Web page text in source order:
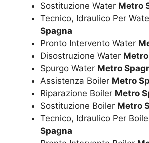
Sostituzione Water Metro
Tecnico, Idraulico Per
Spagna
Pronto Intervento Water
Disostruzione Water
Spurgo Water Metro
Assistenza Boiler Metro
Riparazione Boiler Metro
Sostituzione Boiler Metro
Tecnico, Idraulico Per
Spagna